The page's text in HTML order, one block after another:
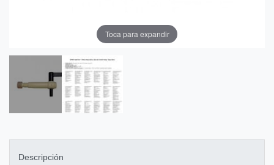
Toca para expandir
Descripción